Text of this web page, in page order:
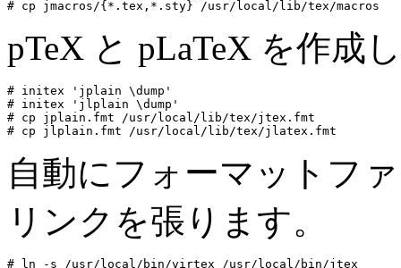
pTeX と pLaTeX を作成
# initex 'jplain \dump'
# initex 'jlplain \dump'
# cp jplain.fmt /usr/local/lib/tex/jtex.fmt
自動にフォーマットフ
リンクを張ります。
# ln -s /usr/local/bin/virtex /usr/local/bin/jtex